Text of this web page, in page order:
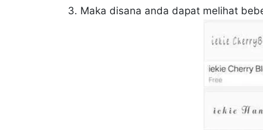
3. Maka disana anda dapat melihat